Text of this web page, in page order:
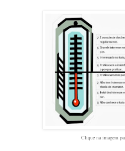
Clique na imagem